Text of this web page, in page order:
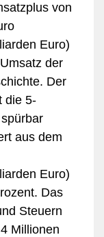
von
Euro)
der
Der
die 5-
aus dem
Euro)
Das
Steuern
Millionen